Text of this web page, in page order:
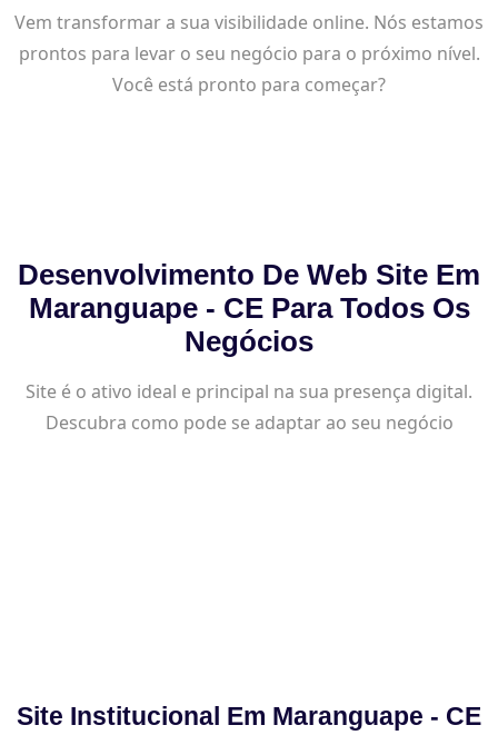
Vem transformar a sua visibilidade online. Nós estamos
prontos para levar o seu negócio para o próximo nível.
Você está pronto para começar?
Desenvolvimento De Web Site Em
Maranguape - CE Para Todos Os
Negócios
Site é o ativo ideal e principal na sua presença digital.
Descubra como pode se adaptar ao seu negócio
Site Institucional Em Maranguape - CE